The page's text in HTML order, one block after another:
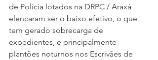
de Polícia lotados na DRPC / Araxá
elencaram ser o baixo efetivo, o que
tem gerado sobrecarga de
expedientes, e principalmente
plantões noturnos nos Escrivães de